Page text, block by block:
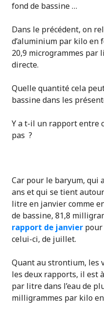
fond de bassine …
Dans le précédent, on
d’aluminium par kilo en
20,9 microgrammes par
directe.
Quelle quantité cela
bassine dans les
Y a t-il un rapport entre
pas ?
Car pour le baryum, qui
ans et qui se tient
litre en janvier comme
de bassine, 81,8
rapport de janvier pour
celui-ci, de juillet.
Quant au strontium, les
les deux rapports, il est
par litre dans l’eau de
milligrammes par kilo